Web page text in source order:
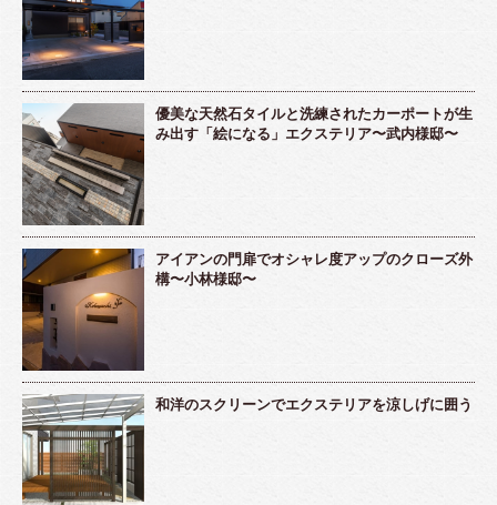
優美な天然石タイルと洗練されたカーポートが生
み出す「絵になる」エクステリア〜武内様邸〜
アイアンの門扉でオシャレ度アップのクローズ外
構〜小林様邸〜
和洋のスクリーンでエクステリアを涼しげに囲う